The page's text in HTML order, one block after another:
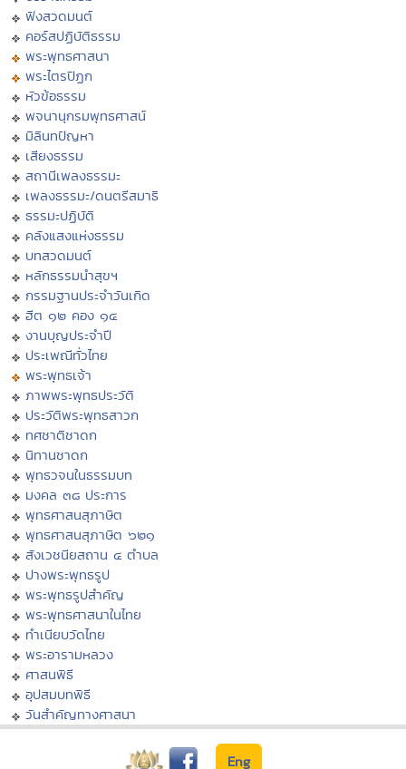
ฟังสวดมนต์
คอร์สปฏิบัติธรรม
พระพุทธศาสนา
พระไตรปิฏก
หัวข้อธรรม
พจนานุกรมพุทธศาสน์
มิลินทปัญหา
เสียงธรรม
สถานีเพลงธรรมะ
เพลงธรรมะ/ดนตรีสมาธิ
ธรรมะปฏิบัติ
คลังแสงแห่งธรรม
บทสวดมนต์
หลักธรรมนำสุขฯ
กรรมฐานประจำวันเกิด
ฮีต ๑๒ คอง ๑๔
งานบุญประจำปี
ประเพณีทั่วไทย
พระพุทธเจ้า
ภาพพระพุทธประวัติ
ประวัติพระพุทธสาวก
ทศชาติชาดก
นิทานชาดก
พุทธวจนในธรรมบท
มงคล ๓๘ ประการ
พุทธศาสนสุภาษิต
พุทธศาสนสุภาษิต ๖๒๑
สังเวชนียสถาน ๔ ตำบล
ปางพระพุทธรูป
พระพุทธรูปสำคัญ
พระพุทธศาสนาในไทย
ทำเนียบวัดไทย
พระอารามหลวง
ศาสนพิธี
อุปสมบทพิธี
วันสำคัญทางศาสนา
Eng